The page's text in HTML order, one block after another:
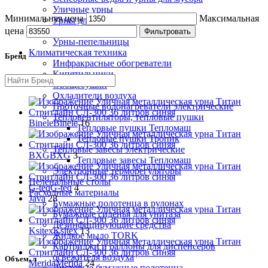
Уличные урны
Урны для бумаги
Урны-пепельницы
Климатическая техника
Инфракрасные обогреватели
Кипятильники
Овощесушки
Охладители воздуха
Проточные водонагреватели электрические
Тепловентиляторы, тепловые пушки
Тепловые пушки Тепломаш
Тепловые пушки Тропик
Тепловые завесы электрические
Тепловые завесы Тепломаш
Электронные терморегуляторы
Пеленальные столы
Расходные материалы
Бумажные полотенца в рулонах
Бумажные сиденья для унитаза
Дезинфицирующие средства
Жидкое мыло TORK
Картриджи и баллоны для диспенсеров
освежителя воздуха
Минимальная цена
Максимальная
цена
Фильтровать
Бренд
BineleBinele 16
BXGBXG 3
G-teqG-teq 4
Java 28
KsitexKsitex 13
MeridaMerida 24
Объем, л